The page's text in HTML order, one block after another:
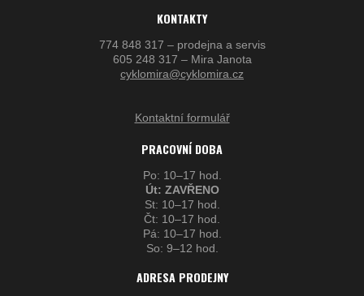
KONTAKTY
774 848 317 – prodejna a servis
605 248 317 – Mira Janota
cyklomira@cyklomira.cz
Kontaktní formulář
PRACOVNÍ DOBA
Po: 10–17 hod.
Út: ZAVŘENO
St: 10–17 hod.
Čt: 10–17 hod.
Pá: 10–17 hod.
So: 9–12 hod.
ADRESA PRODEJNY